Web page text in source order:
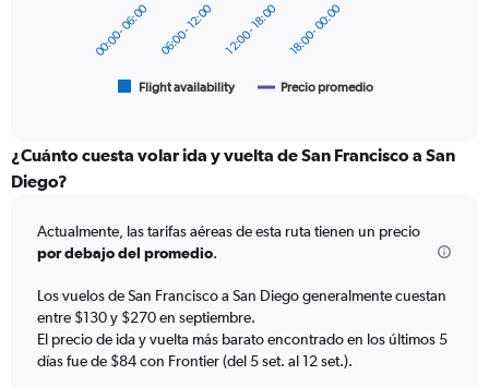
displaying
categories.
Range:
categories.
The
has
2
Y
axes
Flight availability Precio promedio
00:00 - 06:00 06:00 - 12:00 12:00 - 18:00 18:00 - 00:00
¿Cuánto cuesta volar ida y vuelta de San Francisco a San
Diego?
Actualmente, las tarifas aéreas de esta ruta tienen un precio
por debajo del promedio.
Los vuelos de San Francisco a San Diego generalmente cuestan
entre $130 y $270 en septiembre.
El precio de ida y vuelta más barato encontrado en los últimos 5
días fue de $84 con Frontier (del 5 set. al 12 set.).